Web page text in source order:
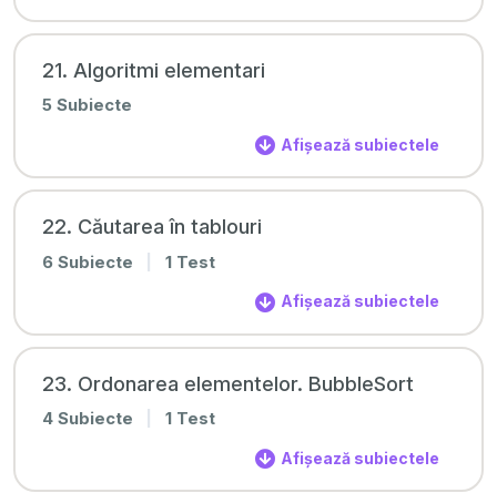
21. Algoritmi elementari
5 Subiecte
Afișează subiectele
22. Căutarea în tablouri
6 Subiecte 1 Test
Afișează subiectele
23. Ordonarea elementelor. BubbleSort
4 Subiecte 1 Test
Afișează subiectele